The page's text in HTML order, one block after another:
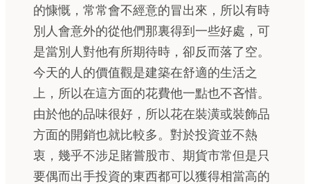
的慷慨，常常會不經意的冒出來，所以有時
別人會意外的從他們那裏得到一些好處，可
是當別人對他有所期待時，卻反而落了空。
今天的人的價值觀是建築在舒適的生活之
上，所以在這方面的花費他一點也不吝惜。
由於他的品味很好，所以花在裝潢或裝飾品
方面的開銷也就比較多。對於投資並不熱
衷，幾乎不涉足賭嘗股市、期貨市常但是只
要偶而出手投資的東西都可以獲得相當高的